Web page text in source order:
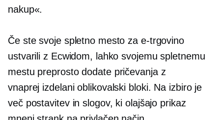
nakup«.
Če ste svoje spletno mesto za e-trgovino
ustvarili z Ecwidom, lahko svojemu spletnemu
mestu preprosto dodate pričevanja z
vnaprej izdelanioblikovalski bloki. Na izbiro je
več postavitev in slogov, ki olajšajo prikaz